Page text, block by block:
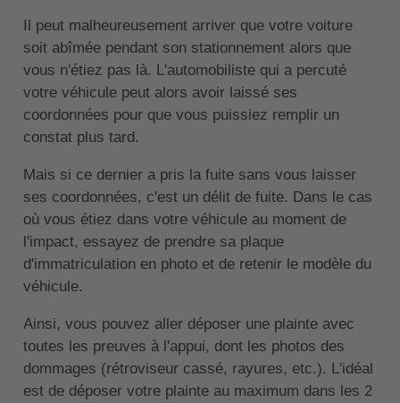
Il peut malheureusement arriver que votre voiture
soit abîmée pendant son stationnement alors que
vous n'étiez pas là. L'automobiliste qui a percuté
votre véhicule peut alors avoir laissé ses
coordonnées pour que vous puissiez remplir un
constat plus tard.
Mais si ce dernier a pris la fuite sans vous laisser
ses coordonnées, c'est un délit de fuite. Dans le cas
où vous étiez dans votre véhicule au moment de
l'impact, essayez de prendre sa plaque
d'immatriculation en photo et de retenir le modèle du
véhicule.
Ainsi, vous pouvez aller déposer une plainte avec
toutes les preuves à l'appui, dont les photos des
dommages (rétroviseur cassé, rayures, etc.). L'idéal
est de déposer votre plainte au maximum dans les 2